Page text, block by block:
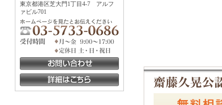
東京都港区芝大門1丁目4-7 アルフ
ァビル701